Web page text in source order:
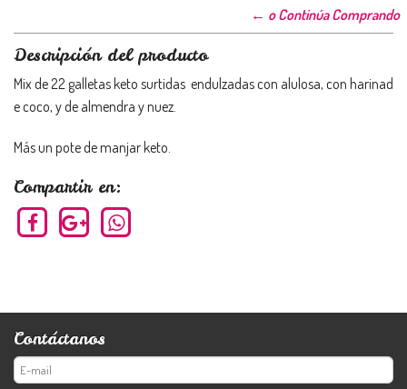
← o Continúa Comprando
Descripción del producto
Mix de 22 galletas keto surtidas endulzadas con alulosa, con harinad
e coco, y de almendra y nuez.
Más un pote de manjar keto.
Compartir en:
Contáctanos